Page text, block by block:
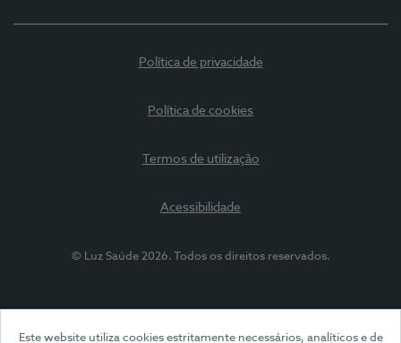
Este website utiliza cookies estritamente necessários, analíticos e de
Política de privacidade
Política de cookies
Termos de utilização
Acessibilidade
© Luz Saúde 2026. Todos os direitos reservados.